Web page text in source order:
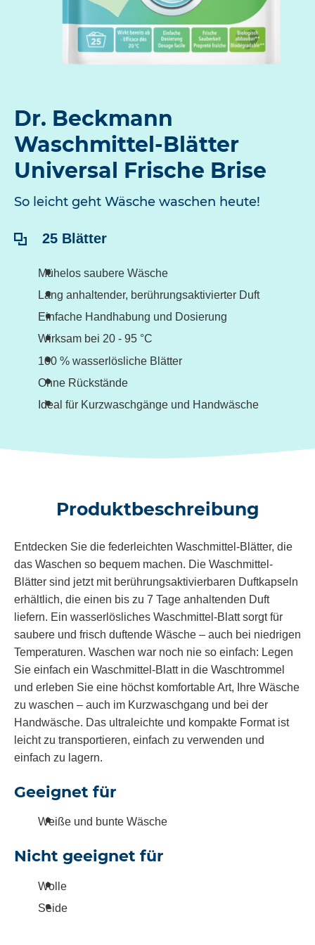
Dr. Beckmann
Waschmittel-Blätter
Universal Frische Brise
So leicht geht Wäsche waschen heute!
Inhalt:25 Blätter
Mühelos saubere Wäsche
Lang anhaltender, berührungsaktivierter Duft
Einfache Handhabung und Dosierung
Wirksam bei 20 - 95 °C
100 % wasserlösliche Blätter
Ohne Rückstände
Ideal für Kurzwaschgänge und Handwäsche
Produktbeschreibung
Entdecken Sie die federleichten Waschmittel-Blätter, die
das Waschen so bequem machen. Die Waschmittel-
Blätter sind jetzt mit berührungsaktivierbaren Duftkapseln
erhältlich, die einen bis zu 7 Tage anhaltenden Duft
liefern. Ein wasserlösliches Waschmittel-Blatt sorgt für
saubere und frisch duftende Wäsche – auch bei niedrigen
Temperaturen. Waschen war noch nie so einfach: Legen
Sie einfach ein Waschmittel-Blatt in die Waschtrommel
und erleben Sie eine höchst komfortable Art, Ihre Wäsche
zu waschen – auch im Kurzwaschgang und bei der
Handwäsche. Das ultraleichte und kompakte Format ist
leicht zu transportieren, einfach zu verwenden und
einfach zu lagern.
Geeignet für
Weiße und bunte Wäsche
Nicht geeignet für
Wolle
Seide